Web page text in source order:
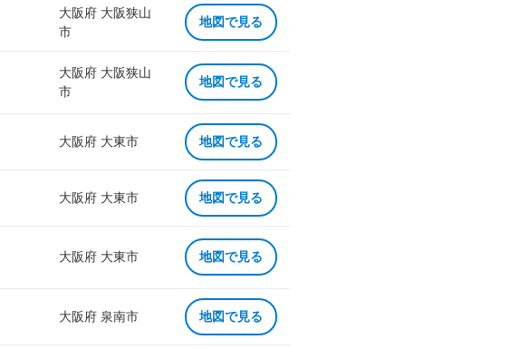
大阪府 大阪狭山
市
地図で見る
大阪府 大阪狭山
市
地図で見る
大阪府 大東市 地図で見る
大阪府 大東市 地図で見る
大阪府 大東市 地図で見る
大阪府 泉南市 地図で見る